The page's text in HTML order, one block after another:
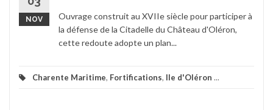
NOV
Ouvrage construit au XVIIe siècle pour participer à
la défense de la Citadelle du Château d'Oléron,
cette redoute adopte un plan...
Charente Maritime, Fortifications, Ile d'Oléron ...